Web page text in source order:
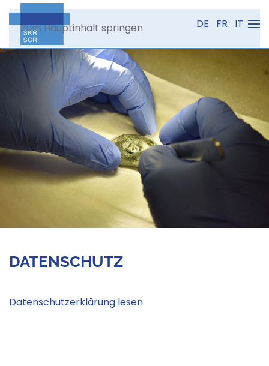
Zum Hauptinhalt springen DE FR IT
DATENSCHUTZ
Datenschutzerklärung lesen